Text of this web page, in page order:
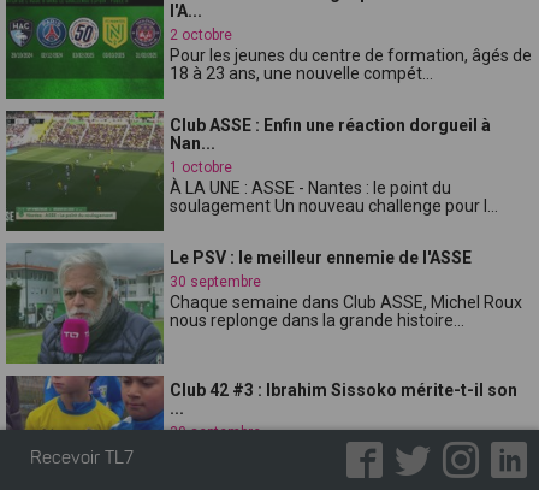
l'A...
2 octobre
Pour les jeunes du centre de formation, âgés de
18 à 23 ans, une nouvelle compét...
Club ASSE : Enfin une réaction dorgueil à
Nan...
1 octobre
À LA UNE : ASSE - Nantes : le point du
soulagement Un nouveau challenge pour l...
Le PSV : le meilleur ennemie de l'ASSE
30 septembre
Chaque semaine dans Club ASSE, Michel Roux
nous replonge dans la grande histoire...
Club 42 #3 : Ibrahim Sissoko mérite-t-il son
...
30 septembre
Cest le sujet de la semaine choisie par
l'éducateur U11 de lÉtrat la Tour Sporti...
Recevoir TL7